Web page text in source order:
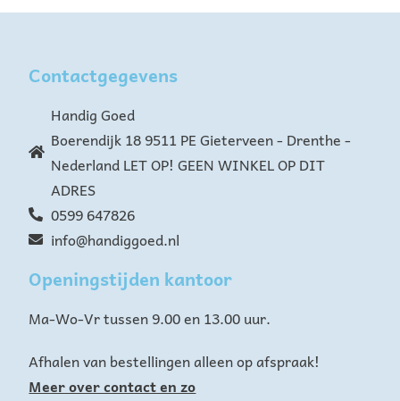
Contactgegevens
Handig Goed
Boerendijk 18 9511 PE Gieterveen - Drenthe -
Nederland LET OP! GEEN WINKEL OP DIT
ADRES
0599 647826
info@handiggoed.nl
Openingstijden kantoor
Ma-Wo-Vr tussen 9.00 en 13.00 uur.
Afhalen van bestellingen alleen op afspraak!
Meer over contact en zo